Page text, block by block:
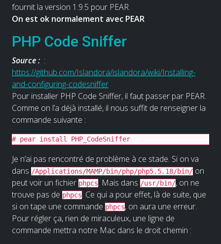
fournit la version 1.9.5 pour PEAR.
On est ok normalement avec PEAR
PHP Code Sniffer
Source : :
https://github.com/Islandora/islandora/wiki/Installing-
and-configuring-codesniffer
Pour installer PHP Code Sniffer, il faut passer par PEAR.
Comme on l’a déjà installé, il nous suffit de renseigner la
commande suivante :
# pear install PHP_CodeSniffer
Je n’ai pas rencontré de problème à ce stade. Si on va
dans /Applications/MAMP/bin/php/php5.5.18/bin/ on
peut voir un fichier phpcs. Mais dans /usr/bin/, on ne
trouve pas de phpcs. Ce qui a pour effet, là de suite, que
si on tape une commande phpcs, on aura une erreur.
Pour régler ça, rien de miraculeux, une ligne de
commande mettra notre Mac dans le droit chemin :